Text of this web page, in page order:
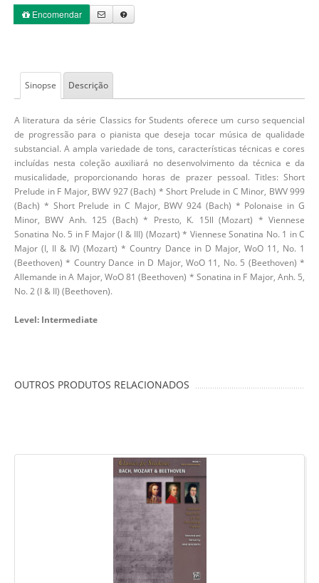
Encomendar
Sinopse Descrição
A literatura da série Classics for Students oferece um curso sequencial
de progressão para o pianista que deseja tocar música de qualidade
substancial. A ampla variedade de tons, características técnicas e cores
incluídas nesta coleção auxiliará no desenvolvimento da técnica e da
musicalidade, proporcionando horas de prazer pessoal. Titles: Short
Prelude in F Major, BWV 927 (Bach) * Short Prelude in C Minor, BWV 999
(Bach) * Short Prelude in C Major, BWV 924 (Bach) * Polonaise in G
Minor, BWV Anh. 125 (Bach) * Presto, K. 15ll (Mozart) * Viennese
Sonatina No. 5 in F Major (I & III) (Mozart) * Viennese Sonatina No. 1 in C
Major (I, II & IV) (Mozart) * Country Dance in D Major, WoO 11, No. 1
(Beethoven) * Country Dance in D Major, WoO 11, No. 5 (Beethoven) *
Allemande in A Major, WoO 81 (Beethoven) * Sonatina in F Major, Anh. 5,
No. 2 (I & II) (Beethoven).
Level: Intermediate
OUTROS PRODUTOS RELACIONADOS